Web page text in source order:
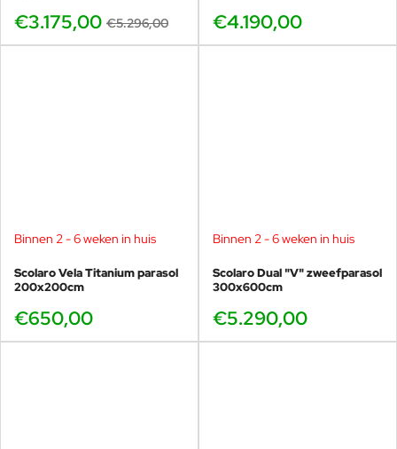
€3.175,00 €5.296,00 €4.190,00
Binnen 2 - 6 weken in huis
Scolaro Vela Titanium parasol
200x200cm
€650,00
Binnen 2 - 6 weken in huis
Scolaro Dual "V" zweefparasol
300x600cm
€5.290,00